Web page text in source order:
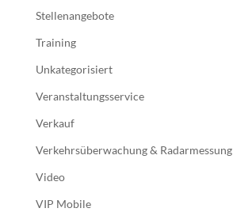
Stellenangebote
Training
Unkategorisiert
Veranstaltungsservice
Verkauf
Verkehrsüberwachung & Radarmessung
Video
VIP Mobile